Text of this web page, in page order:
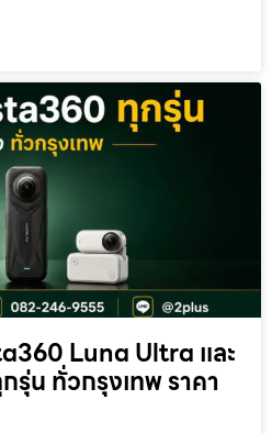
Luna Ultra และ
น ทั่วกรุงเทพ ราคา